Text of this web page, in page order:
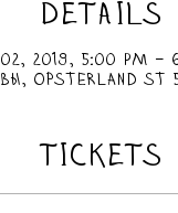
DETAILS
2019, 5:00 PM –
Opsterland St
TICKETS